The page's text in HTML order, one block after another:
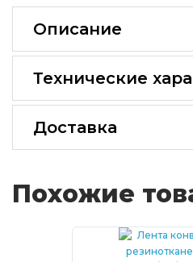
Описание
Технические
Доставка
Похожие